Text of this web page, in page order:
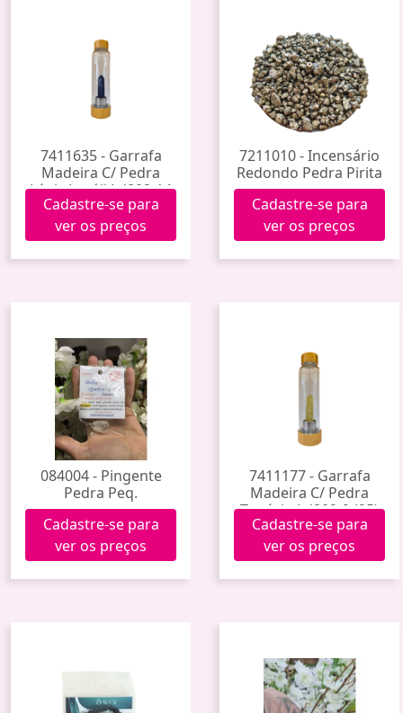
7411635 - Garrafa
Madeira C/ Pedra
Lápis Lazúli Ld802-14
(25)
Cadastre-se para
ver os preços
7211010 - Incensário
Redondo Pedra Pirita
Cadastre-se para
ver os preços
084004 - Pingente
Pedra Peq.
Cadastre-se para
ver os preços
7411177 - Garrafa
Madeira C/ Pedra
Topázio Ld802-9 (25)
Cadastre-se para
ver os preços